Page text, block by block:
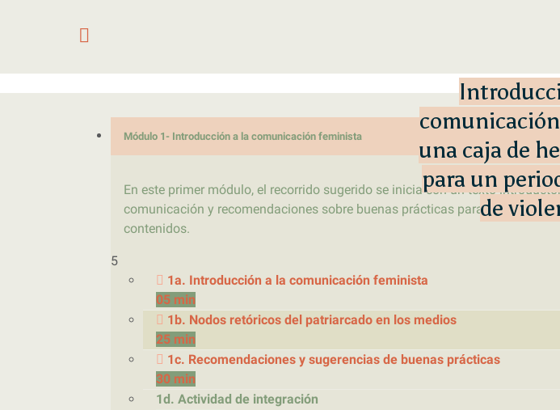
una caja de
para un
de
Módulo 1- Introducción a la comunicación feminista
En este primer módulo, el recorrido sugerido se inicia con un texto
comunicación y recomendaciones sobre buenas prácticas para una
contenidos.
5
1a. Introducción a la comunicación feminista
05 min
1b. Nodos retóricos del patriarcado en los medios
25 min
1c. Recomendaciones y sugerencias de buenas prácticas
30 min
1d. Actividad de integración